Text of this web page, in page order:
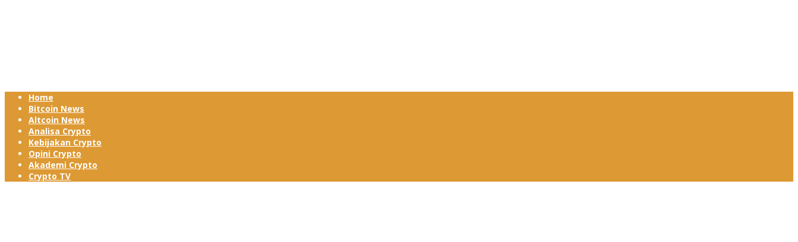
Home
Bitcoin News
Altcoin News
Analisa Crypto
Kebijakan Crypto
Opini Crypto
Akademi Crypto
Crypto TV